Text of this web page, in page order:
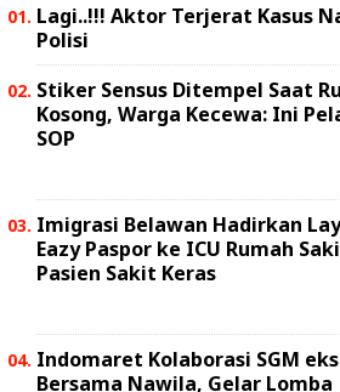
Lagi..!!! Aktor Terjerat Kasus
Polisi
Stiker Sensus Ditempel Saat
Kosong, Warga Kecewa: Ini
SOP
Imigrasi Belawan Hadirkan
Eazy Paspor ke ICU Rumah
Pasien Sakit Keras
Indomaret Kolaborasi SGM
Bersama Nawila, Gelar Lomba